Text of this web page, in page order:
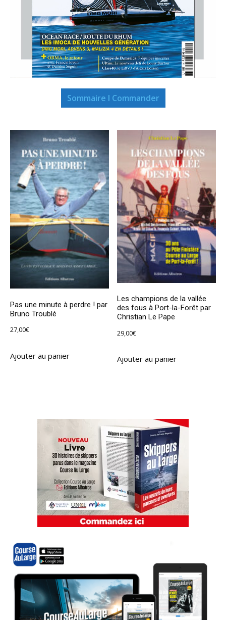
Sommaire I Commander
Pas une minute à perdre ! par
Bruno Troublé
27,00€
Ajouter au panier
Les champions de la vallée
des fous à Port-la-Forêt par
Christian Le Pape
29,00€
Ajouter au panier